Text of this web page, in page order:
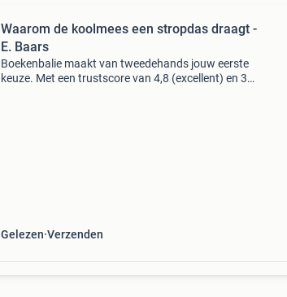
Waarom de koolmees een stropdas draagt -
E. Baars
Boekenbalie maakt van tweedehands jouw eerste
keuze. Met een trustscore van 4,8 (excellent) en 30
Gelezen Verzenden